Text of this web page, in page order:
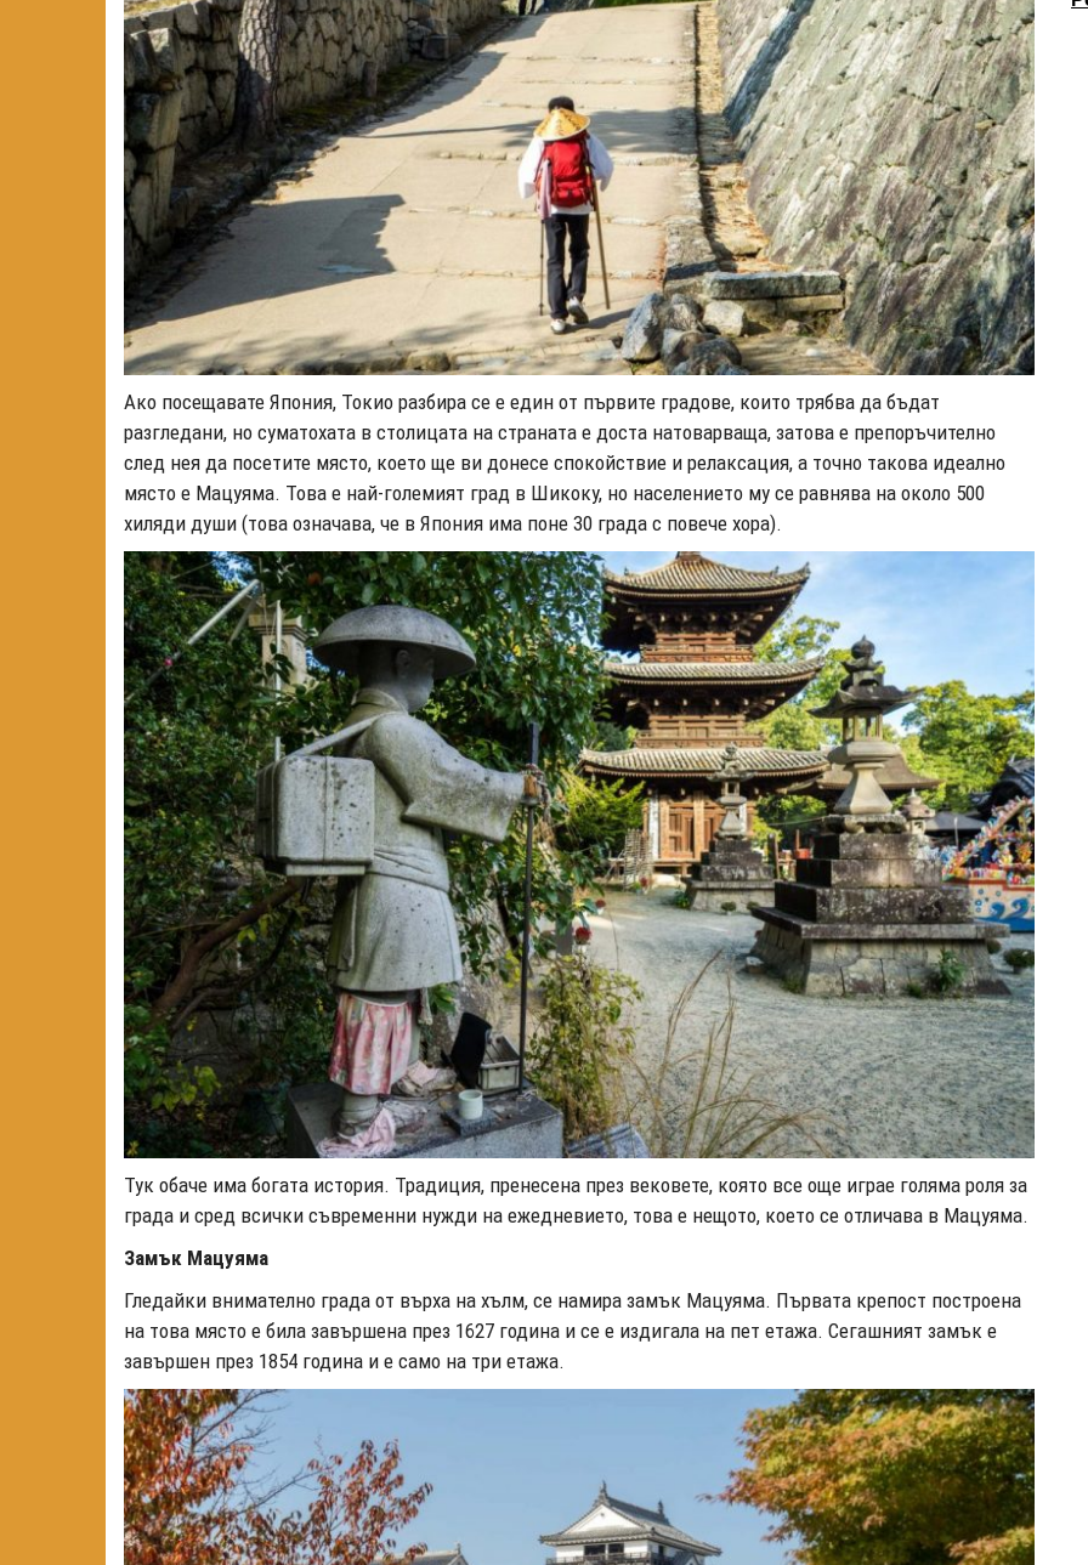
Ако посещавате Япония, Токио разбира се е един от първите градове, които трябва да бъдат
разгледани, но суматохата в столицата на страната е доста натоварваща, затова е препоръчително
след нея да посетите място, което ще ви донесе спокойствие и релаксация, а точно такова идеално
място е Мацуяма. Това е най-големият град в Шикоку, но населението му се равнява на около 500
хиляди души (това означава, че в Япония има поне 30 града с повече хора).
Тук обаче има богата история. Традиция, пренесена през вековете, която все още играе голяма роля за
града и сред всички съвременни нужди на ежедневието, това е нещото, което се отличава в Мацуяма.
Замък Мацуяма
Гледайки внимателно града от върха на хълм, се намира замък Мацуяма. Първата крепост построена
на това място е била завършена през 1627 година и се е издигала на пет етажа. Сегашният замък е
завършен през 1854 година и е само на три етажа.